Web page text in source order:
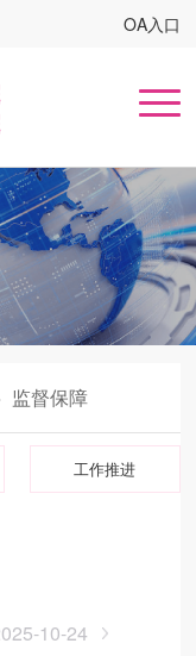
OA入口
监督保障
工作推进
10-24